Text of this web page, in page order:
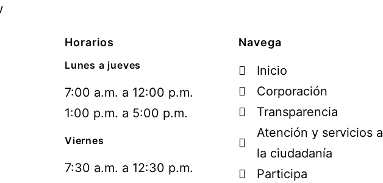
Horarios
Lunes a jueves
7:00 a.m. a 12:00 p.m.
1:00 p.m. a 5:00 p.m.
Viernes
7:30 a.m. a 12:30 p.m.
Navega
Inicio
Corporación
Transparencia
Atención y servicios a
la ciudadanía
Participa